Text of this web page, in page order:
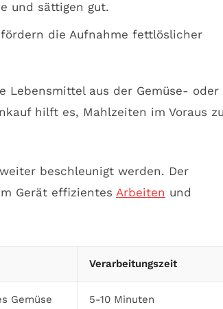
und sättigen gut.
die Aufnahme fettlöslicher
Lebensmittel aus der Gemüse- oder
hilft es, Mahlzeiten im Voraus
beschleunigt werden. Der
Gerät effizientes Arbeiten und
Verarbeitungszeit
Gemüse 5-10 Minuten